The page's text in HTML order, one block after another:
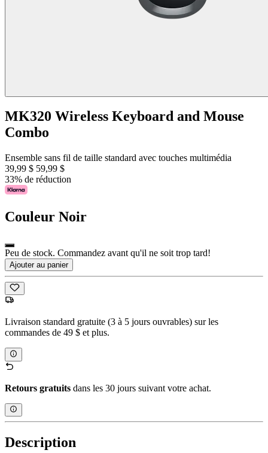
MK320 Wireless Keyboard and Mouse
Combo
Ensemble sans fil de taille standard avec touches multimédia
39,99 $ 59,99 $
33% de réduction
Couleur Noir
Peu de stock. Commandez avant qu'il ne soit trop tard!
Ajouter au panier
Livraison standard gratuite (3 à 5 jours ouvrables) sur les
commandes de 49 $ et plus.
Retours gratuits dans les 30 jours suivant votre achat.
Description